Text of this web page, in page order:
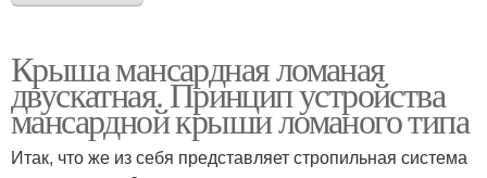
Крыша мансардная ломаная
двускатная. Принцип устройства
мансардной крыши ломаного типа
Итак, что же из себя представляет стропильная система